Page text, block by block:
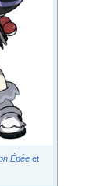
Épéeet